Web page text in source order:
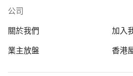
公司
關於我們
加入
業主放盤
香港